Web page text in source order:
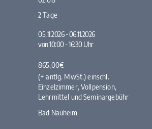
2 Tage
05.11.2026 - 06.11.2026
von 10:00 ‐ 16:30 Uhr
865,00€
(+ antlg. MwSt.) einschl.
Einzelzimmer, Vollpension,
Lehrmittel und ­Seminargebühr
Bad Nauheim